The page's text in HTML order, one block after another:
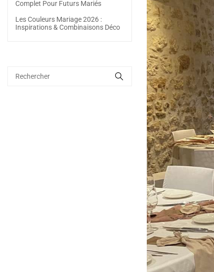
Complet Pour Futurs Mariés
Les Couleurs Mariage 2026 :
Inspirations & Combinaisons Déco